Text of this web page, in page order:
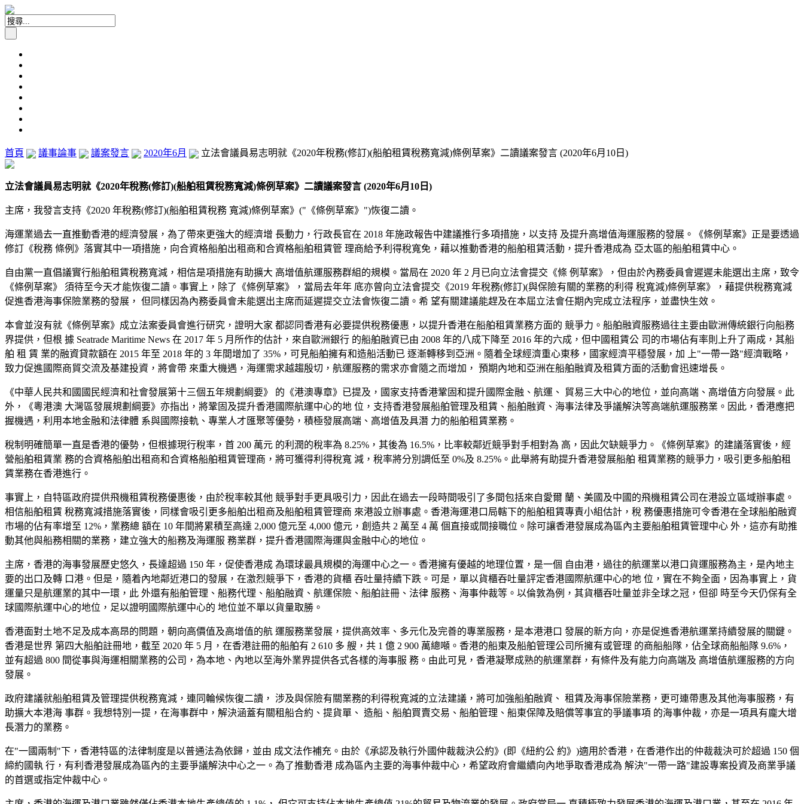
首頁 議事論事 議案發言 2020年6月 立法會議員易志明就《2020年稅務(修訂)(船舶租賃稅務寬減)條例草案》二讀議案發言 (2020年6月10日)
立法會議員易志明就《2020年稅務(修訂)(船舶租賃稅務寬減)條例草案》二讀議案發言 (2020年6月10日)
主席，我發言支持《2020 年稅務(修訂)(船舶租賃稅務 寬減)條例草案》("《條例草案》")恢復二讀。
海運業過去一直推動香港的經濟發展，為了帶來更強大的經濟增 長動力，行政長官在 2018 年施政報告中建議推行多項措施，以支持 及提升高增值海運服務的發展。《條例草案》正是要透過
修訂《稅務 條例》落實其中一項措施，向合資格船舶出租商和合資格船舶租賃管 理商給予利得稅寬免，藉以推動香港的船舶租賃活動，提升香港成為 亞太區的船舶租賃中心。
自由黨一直倡議實行船舶租賃稅務寬減，相信是項措施有助擴大 高增值航運服務群組的規模。當局在 2020 年 2 月已向立法會提交《條 例草案》，但由於內務委員會遲遲未能選出主席，致令
《條例草案》 須待至今天才能恢復二讀。事實上，除了《條例草案》，當局去年年 底亦曾向立法會提交《2019 年稅務(修訂)(與保險有關的業務的利得 稅寬減)條例草案》，藉提供稅務寬減
促進香港海事保險業務的發展， 但同樣因為內務委員會未能選出主席而延遲提交立法會恢復二讀。希 望有關建議能趕及在本屆立法會任期內完成立法程序，並盡快生效。
本會並沒有就《條例草案》成立法案委員會進行研究，證明大家 都認同香港有必要提供稅務優惠，以提升香港在船舶租賃業務方面的 競爭力。船舶融資服務過往主要由歐洲傳統銀行向船務
界提供，但根 據 Seatrade Maritime News 在 2017 年 5 月所作的估計，來自歐洲銀行 的船舶融資已由 2008 年的八成下降至 2016 年的六成，但中國租賃公 司的市場佔有率則上升了兩成，其船
舶 租 賃 業的融資貸款額在 2015 年至 2018 年的 3 年間增加了 35%，可見船舶擁有和造船活動已 逐漸轉移到亞洲。隨着全球經濟重心東移，國家經濟平穩發展，加 上"一帶一路"經濟戰略，
致力促進國際商貿交流及基建投資，將會帶 來重大機遇，海運需求越趨殷切，航運服務的需求亦會隨之而增加， 預期內地和亞洲在船舶融資及租賃方面的活動會迅速增長。
《中華人民共和國國民經濟和社會發展第十三個五年規劃綱要》 的《港澳專章》已提及，國家支持香港鞏固和提升國際金融、航運、 貿易三大中心的地位，並向高端、高增值方向發展。此
外，《粵港澳 大灣區發展規劃綱要》亦指出，將鞏固及提升香港國際航運中心的地 位，支持香港發展船舶管理及租賃、船舶融資、海事法律及爭議解決等高端航運服務業。因此，香港應把
握機遇，利用本地金融和法律體 系與國際接軌、專業人才匯聚等優勢，積極發展高端、高增值及具潛 力的船舶租賃業務。
稅制明確簡單一直是香港的優勢，但根據現行稅率，首 200 萬元 的利潤的稅率為 8.25%，其後為 16.5%，比率較鄰近競爭對手相對為 高，因此欠缺競爭力。《條例草案》的建議落實後，經
營船舶租賃業 務的合資格船舶出租商和合資格船舶租賃管理商，將可獲得利得稅寬 減，稅率將分別調低至 0%及 8.25%。此舉將有助提升香港發展船舶 租賃業務的競爭力，吸引更多船舶租
賃業務在香港進行。
事實上，自特區政府提供飛機租賃稅務優惠後，由於稅率較其他 競爭對手更具吸引力，因此在過去一段時間吸引了多間包括來自愛爾 蘭、美國及中國的飛機租賃公司在港設立區域辦事處。
相信船舶租賃 稅務寬減措施落實後，同樣會吸引更多船舶出租商及船舶租賃管理商 來港設立辦事處。香港海運港口局轄下的船舶租賃專責小組估計，稅 務優惠措施可令香港在全球船舶融資
市場的佔有率增至 12%，業務總 額在 10 年間將累積至高達 2,000 億元至 4,000 億元，創造共 2 萬至 4 萬 個直接或間接職位。除可讓香港發展成為區內主要船舶租賃管理中心 外，這亦有助推
動其他與船務相關的業務，建立強大的船務及海運服 務業群，提升香港國際海運與金融中心的地位。
主席，香港的海事發展歷史悠久，長達超過 150 年，促使香港成 為環球最具規模的海運中心之一。香港擁有優越的地理位置，是一個 自由港，過往的航運業以港口貨運服務為主，是內地主
要的出口及轉 口港。但是，隨着內地鄰近港口的發展，在激烈競爭下，香港的貨櫃 吞吐量持續下跌。可是，單以貨櫃吞吐量評定香港國際航運中心的地 位，實在不夠全面，因為事實上，貨
運量只是航運業的其中一環，此 外還有船舶管理、船務代理、船舶融資、航運保險、船舶註冊、法律 服務、海事仲裁等。以倫敦為例，其貨櫃吞吐量並非全球之冠，但卻 時至今天仍保有全
球國際航運中心的地位，足以證明國際航運中心的 地位並不單以貨量取勝。
香港面對土地不足及成本高昂的問題，朝向高價值及高增值的航 運服務業發展，提供高效率、多元化及完善的專業服務，是本港港口 發展的新方向，亦是促進香港航運業持續發展的關鍵。
香港是世界 第四大船舶註冊地，截至 2020 年 5 月，在香港註冊的船舶有 2 610 多 艘，共 1 億 2 900 萬總噸。香港的船東及船舶管理公司所擁有或管理 的商船船隊，佔全球商船船隊 9.6%，
並有超過 800 間從事與海運相關業務的公司，為本地、內地以至海外業界提供各式各樣的海事服 務。由此可見，香港凝聚成熟的航運業群，有條件及有能力向高端及 高增值航運服務的方向
發展。
政府建議就船舶租賃及管理提供稅務寬減，連同輪候恢復二讀， 涉及與保險有關業務的利得稅寬減的立法建議，將可加強船舶融資、 租賃及海事保險業務，更可連帶惠及其他海事服務，有
助擴大本港海 事群。我想特別一提，在海事群中，解決涵蓋有關租船合約、提貨單、 造船、船舶買賣交易、船舶管理、船東保障及賠償等事宜的爭議事項 的海事仲裁，亦是一項具有龐大增
長潛力的業務。
在"一國兩制"下，香港特區的法律制度是以普通法為依歸，並由 成文法作補充。由於《承認及執行外國仲裁裁決公約》(即《紐約公 約》)適用於香港，在香港作出的仲裁裁決可於超過 150 個
締約國執 行，有利香港發展成為區內的主要爭議解決中心之一。為了推動香港 成為區內主要的海事仲裁中心，希望政府會繼續向內地爭取香港成為 解決"一帶一路"建設專案投資及商業爭議
的首選或指定仲裁中心。